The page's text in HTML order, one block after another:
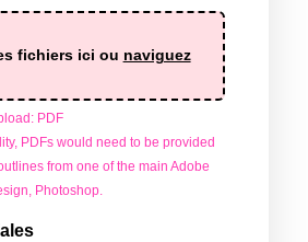
fichiers ici ou naviguez
PDF
PDFs would need to be provided
from one of the main Adobe
Photoshop.